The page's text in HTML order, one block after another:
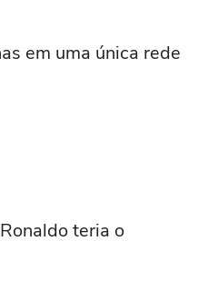
em uma única rede
teria o